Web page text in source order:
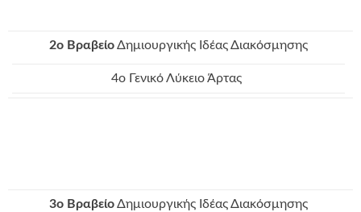
2o BραβείοΔημιουργικής Ιδέας Διακόσμησης
4ο Γενικό Λύκειο Άρτας
3o BραβείοΔημιουργικής Ιδέας Διακόσμησης